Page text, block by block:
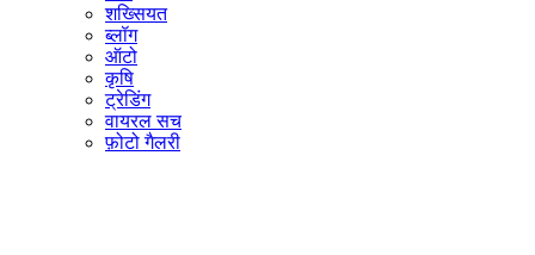
शख्सियत
ब्लॉग
ऑटो
कृषि
ट्रेडिंग
वायरल सच
फ़ोटो गैलरी